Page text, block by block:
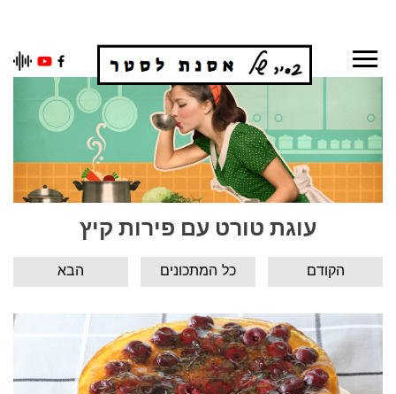
Skip
עוגת טורט עם פירות קיץ
הבא כל המתכונים הקודם